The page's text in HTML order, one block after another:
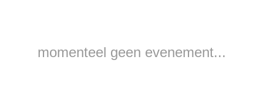
momenteel geen evenement...